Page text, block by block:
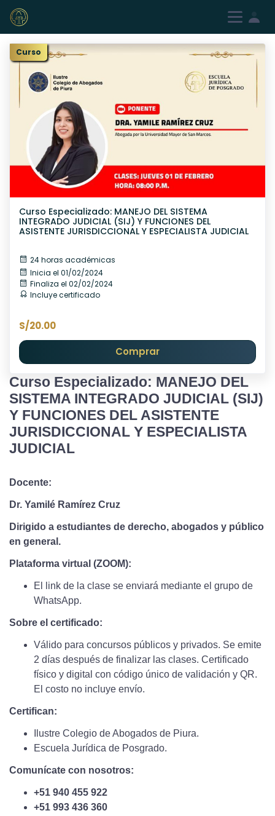
Registrarme
Curso
Curso Especializado: MANEJO DEL SISTEMA
INTEGRADO JUDICIAL (SIJ) Y FUNCIONES DEL
ASISTENTE JURISDICCIONAL Y ESPECIALISTA JUDICIAL
24 horas académicas
Inicia el 01/02/2024
Finaliza el 02/02/2024
Incluye certificado
S/20.00
Comprar
Curso Especializado: MANEJO DEL
SISTEMA INTEGRADO JUDICIAL (SIJ)
Y FUNCIONES DEL ASISTENTE
JURISDICCIONAL Y ESPECIALISTA
JUDICIAL
Docente:
Dr. Yamilé Ramírez Cruz
Dirigido a estudiantes de derecho, abogados y público
en general.
Plataforma virtual (ZOOM):
El link de la clase se enviará mediante el grupo de
WhatsApp.
Sobre el certificado:
Válido para concursos públicos y privados. Se emite
2 días después de finalizar las clases. Certificado
físico y digital con código único de validación y QR.
El costo no incluye envío.
Certifican:
Ilustre Colegio de Abogados de Piura.
Escuela Jurídica de Posgrado.
Comunícate con nosotros:
+51 940 455 922
+51 993 436 360